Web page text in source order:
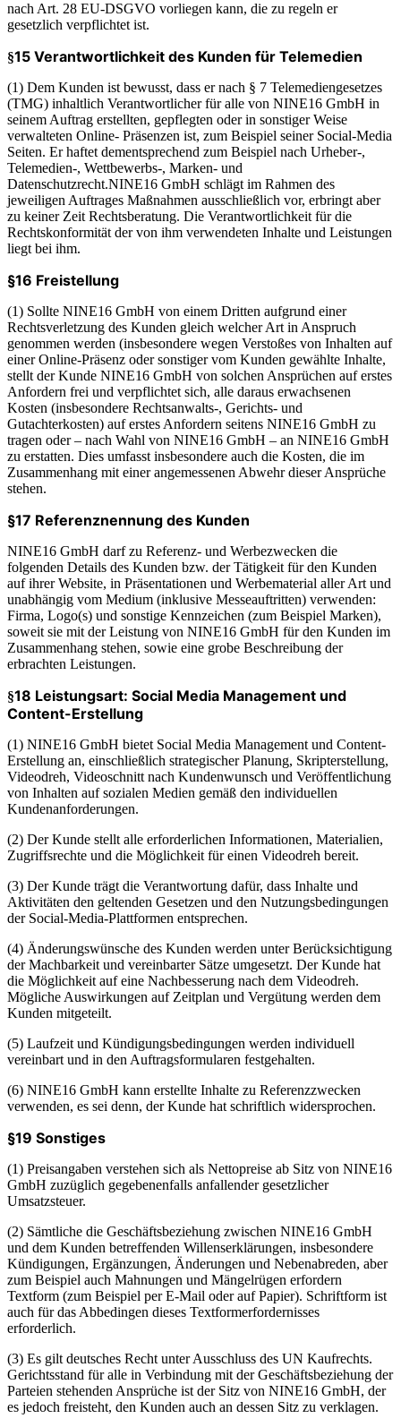
nach Art. 28 EU-DSGVO vorliegen kann, die zu regeln er
gesetzlich verpflichtet ist.
§15 Verantwortlichkeit des Kunden für Telemedien
(1) Dem Kunden ist bewusst, dass er nach § 7 Telemediengesetzes
(TMG) inhaltlich Verantwortlicher für alle von NINE16 GmbH in
seinem Auftrag erstellten, gepflegten oder in sonstiger Weise
verwalteten Online- Präsenzen ist, zum Beispiel seiner Social-Media
Seiten. Er haftet dementsprechend zum Beispiel nach Urheber-,
Telemedien-, Wettbewerbs-, Marken- und
Datenschutzrecht.NINE16 GmbH schlägt im Rahmen des
jeweiligen Auftrages Maßnahmen ausschließlich vor, erbringt aber
zu keiner Zeit Rechtsberatung. Die Verantwortlichkeit für die
Rechtskonformität der von ihm verwendeten Inhalte und Leistungen
liegt bei ihm.
§16 Freistellung
(1) Sollte NINE16 GmbH von einem Dritten aufgrund einer
Rechtsverletzung des Kunden gleich welcher Art in Anspruch
genommen werden (insbesondere wegen Verstoßes von Inhalten auf
einer Online-Präsenz oder sonstiger vom Kunden gewählte Inhalte,
stellt der Kunde NINE16 GmbH von solchen Ansprüchen auf erstes
Anfordern frei und verpflichtet sich, alle daraus erwachsenen
Kosten (insbesondere Rechtsanwalts-, Gerichts- und
Gutachterkosten) auf erstes Anfordern seitens NINE16 GmbH zu
tragen oder – nach Wahl von NINE16 GmbH – an NINE16 GmbH
zu erstatten. Dies umfasst insbesondere auch die Kosten, die im
Zusammenhang mit einer angemessenen Abwehr dieser Ansprüche
stehen.
§17 Referenznennung des Kunden
NINE16 GmbH darf zu Referenz- und Werbezwecken die
folgenden Details des Kunden bzw. der Tätigkeit für den Kunden
auf ihrer Website, in Präsentationen und Werbematerial aller Art und
unabhängig vom Medium (inklusive Messeauftritten) verwenden:
Firma, Logo(s) und sonstige Kennzeichen (zum Beispiel Marken),
soweit sie mit der Leistung von NINE16 GmbH für den Kunden im
Zusammenhang stehen, sowie eine grobe Beschreibung der
erbrachten Leistungen.
§18 Leistungsart: Social Media Management und
Content-Erstellung
(1) NINE16 GmbH bietet Social Media Management und Content-
Erstellung an, einschließlich strategischer Planung, Skripterstellung,
Videodreh, Videoschnitt nach Kundenwunsch und Veröffentlichung
von Inhalten auf sozialen Medien gemäß den individuellen
Kundenanforderungen.
(2) Der Kunde stellt alle erforderlichen Informationen, Materialien,
Zugriffsrechte und die Möglichkeit für einen Videodreh bereit.
(3) Der Kunde trägt die Verantwortung dafür, dass Inhalte und
Aktivitäten den geltenden Gesetzen und den Nutzungsbedingungen
der Social-Media-Plattformen entsprechen.
(4) Änderungswünsche des Kunden werden unter Berücksichtigung
der Machbarkeit und vereinbarter Sätze umgesetzt. Der Kunde hat
die Möglichkeit auf eine Nachbesserung nach dem Videodreh.
Mögliche Auswirkungen auf Zeitplan und Vergütung werden dem
Kunden mitgeteilt.
(5) Laufzeit und Kündigungsbedingungen werden individuell
vereinbart und in den Auftragsformularen festgehalten.
(6) NINE16 GmbH kann erstellte Inhalte zu Referenzzwecken
verwenden, es sei denn, der Kunde hat schriftlich widersprochen.
§19 Sonstiges
(1) Preisangaben verstehen sich als Nettopreise ab Sitz von NINE16
GmbH zuzüglich gegebenenfalls anfallender gesetzlicher
Umsatzsteuer.
(2) Sämtliche die Geschäftsbeziehung zwischen NINE16 GmbH
und dem Kunden betreffenden Willenserklärungen, insbesondere
Kündigungen, Ergänzungen, Änderungen und Nebenabreden, aber
zum Beispiel auch Mahnungen und Mängelrügen erfordern
Textform (zum Beispiel per E-Mail oder auf Papier). Schriftform ist
auch für das Abbedingen dieses Textformerfordernisses
erforderlich.
(3) Es gilt deutsches Recht unter Ausschluss des UN Kaufrechts.
Gerichtsstand für alle in Verbindung mit der Geschäftsbeziehung der
Parteien stehenden Ansprüche ist der Sitz von NINE16 GmbH, der
es jedoch freisteht, den Kunden auch an dessen Sitz zu verklagen.